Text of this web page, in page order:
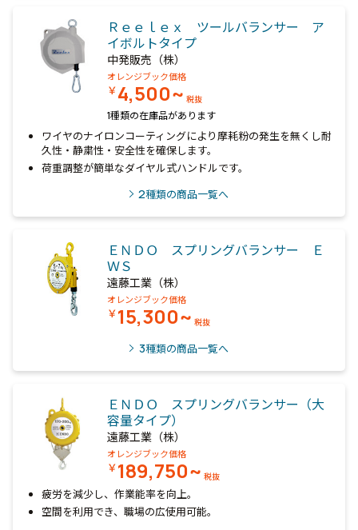
Ｒｅｅｌｅｘ ツールバランサー ア
イボルトタイプ
中発販売（株）
オレンジブック価格
￥4,500~ 税抜
1種類の在庫品があります
ワイヤのナイロンコーティングにより摩耗粉の発生を無くし耐
久性・静粛性・安全性を確保します。
荷重調整が簡単なダイヤル式ハンドルです。
2種類の商品一覧へ
ＥＮＤＯ スプリングバランサー Ｅ
ＷＳ
遠藤工業（株）
オレンジブック価格
￥15,300~ 税抜
3種類の商品一覧へ
ＥＮＤＯ スプリングバランサー（大
容量タイプ）
遠藤工業（株）
オレンジブック価格
￥189,750~ 税抜
疲労を減少し、作業能率を向上。
空間を利用でき、職場の広使用可能。